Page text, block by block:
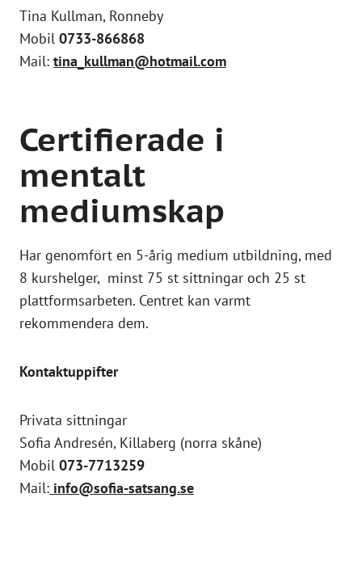
Tina Kullman, Ronneby
Mobil 0733-866868
Mail: tina_kullman@hotmail.com
Certifierade i
mentalt
mediumskap
Har genomfört en 5-årig medium utbildning, med
8 kurshelger, minst 75 st sittningar och 25 st
plattformsarbeten. Centret kan varmt
rekommendera dem.
Kontaktuppifter
Privata sittningar
Sofia Andresén, Killaberg (norra skåne)
Mobil 073-7713259
Mail: info@sofia-satsang.se